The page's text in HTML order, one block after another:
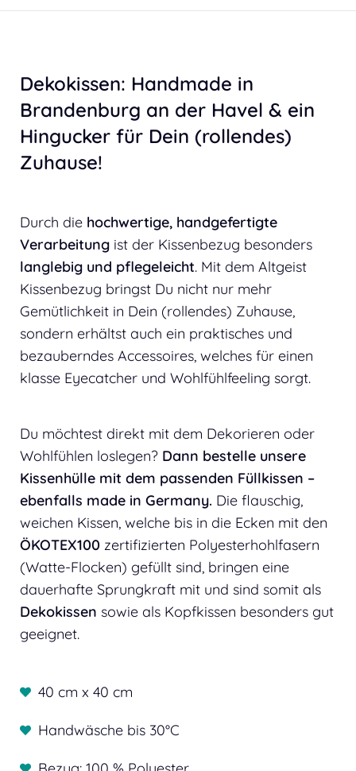
Dekokissen: Handmade in
Brandenburg an der Havel & ein
Hingucker für Dein (rollendes)
Zuhause!
Durch die hochwertige, handgefertigte
Verarbeitung ist der Kissenbezug besonders
langlebig und pflegeleicht. Mit dem Altgeist
Kissenbezug bringst Du nicht nur mehr
Gemütlichkeit in Dein (rollendes) Zuhause,
sondern erhältst auch ein praktisches und
bezauberndes Accessoires, welches für einen
klasse Eyecatcher und Wohlfühlfeeling sorgt.
Du möchtest direkt mit dem Dekorieren oder
Wohlfühlen loslegen? Dann bestelle unsere
Kissenhülle mit dem passenden Füllkissen –
ebenfalls made in Germany. Die flauschig,
weichen Kissen, welche bis in die Ecken mit den
ÖKOTEX100 zertifizierten Polyesterhohlfasern
(Watte-Flocken) gefüllt sind, bringen eine
dauerhafte Sprungkraft mit und sind somit als
Dekokissen sowie als Kopfkissen besonders gut
geeignet.
40 cm x 40 cm
Handwäsche bis 30°C